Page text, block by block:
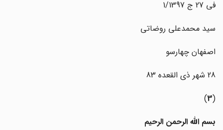
فی 27 ج 1/1397
سید محمدعلی روضاتی
اصفهان چهارسو
28 شهر ذی القعده 83
3
)
بسم الله الرحمن الرحیم